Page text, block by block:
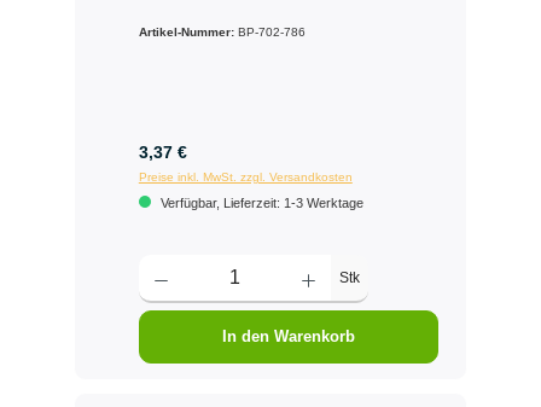
Artikel-Nummer: BP-702-786
3,37 €
Preise inkl. MwSt. zzgl. Versandkosten
Verfügbar, Lieferzeit: 1-3 Werktage
Stk
In den Warenkorb